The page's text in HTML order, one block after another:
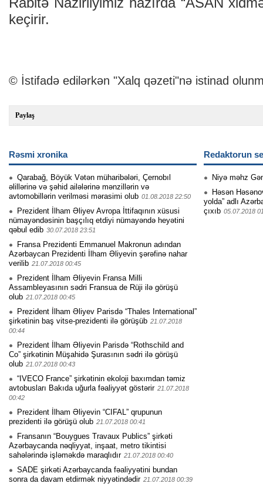
keçirir.
© İstifadə edilərkən "Xalq qəzeti"nə istinad
Paylaş
Rəsmi xronika
Qarabağ, Böyük Vətən müharibələri, Çernobıl
əlillərinə və şəhid ailələrinə mənzillərin və
avtomobillərin verilməsi mərasimi olub 01.08.2018 22:50
Prezident İlham Əliyev Avropa İttifaqının xüsusi
nümayəndəsinin başçılıq etdiyi nümayəndə heyətini
qəbul edib 30.07.2018 23:51
Fransa Prezidenti Emmanuel Makronun adından
Azərbaycan Prezidenti İlham Əliyevin şərəfinə nahar
verilib 21.07.2018 00:45
Prezident İlham Əliyevin Fransa Milli
Assambleyasının sədri Fransua de Rüji ilə görüşü
olub 21.07.2018 00:45
Prezident İlham Əliyev Parisdə “Thales International”
şirkətinin baş vitse-prezidenti ilə görüşüb 21.07.2018
00:44
Prezident İlham Əliyevin Parisdə “Rothschild and
Co” şirkətinin Müşahidə Şurasının sədri ilə görüşü
olub 21.07.2018 00:43
“IVECO France” şirkətinin ekoloji baxımdan təmiz
avtobusları Bakıda uğurla fəaliyyət göstərir 21.07.2018
00:42
Prezident İlham Əliyevin “CIFAL” qrupunun
prezidenti ilə görüşü olub 21.07.2018 00:41
Fransanın “Bouygues Travaux Publics” şirkəti
Azərbaycanda nəqliyyat, inşaat, metro tikintisi
sahələrində işləməkdə maraqlıdır 21.07.2018 00:40
SADE şirkəti Azərbaycanda fəaliyyətini bundan
sonra da davam etdirmək niyyətindədir 21.07.2018 00:39
Redaktorun
Niyə məhz
Həsən
yolda” adlı
çıxıb 05.07.2018